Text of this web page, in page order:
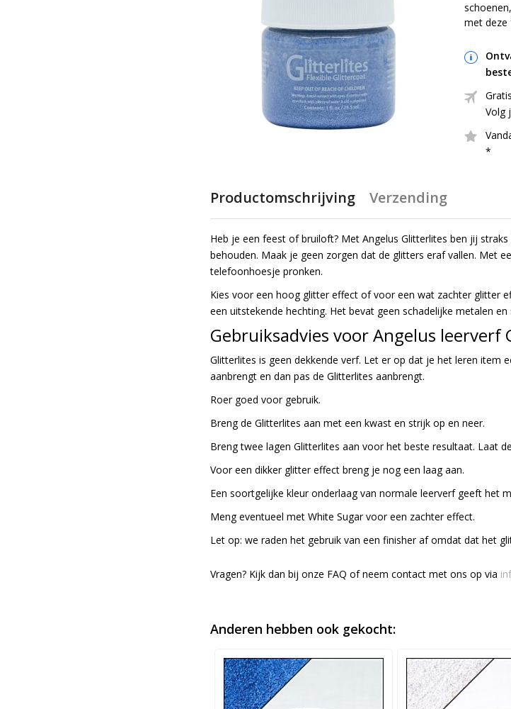
afbeeldingen-
naar
van
de
afbeeldingen-
gallerij
met deze
Volg
*
Productomschrijving
Heb je een feest of bruiloft? Met Angelus Glitterlites ben jij
behouden. Maak je geen zorgen dat de glitters eraf vallen. Met
telefoonhoesje pronken.
Kies voor een hoog glitter effect of voor een wat zachter glitter
een uitstekende hechting. Het bevat geen schadelijke metalen
Gebruiksadvies voor Angelus leerverf
Glitterlites is geen dekkende verf. Let er op dat je het leren item
aanbrengt en dan pas de Glitterlites aanbrengt.
Roer goed voor gebruik.
Breng de Glitterlites aan met een kwast en strijk op en neer.
Breng twee lagen Glitterlites aan voor het beste resultaat. Laat
Voor een dikker glitter effect breng je nog een laag aan.
Een soortgelijke kleur onderlaag van normale leerverf geeft het
Meng eventueel met White Sugar voor een zachter effect.
Let op: we raden het gebruik van een finisher af omdat dat het
Vragen? Kijk dan bij onze FAQ of neem contact met ons op via
Verzending
Anderen hebben ook gekocht: